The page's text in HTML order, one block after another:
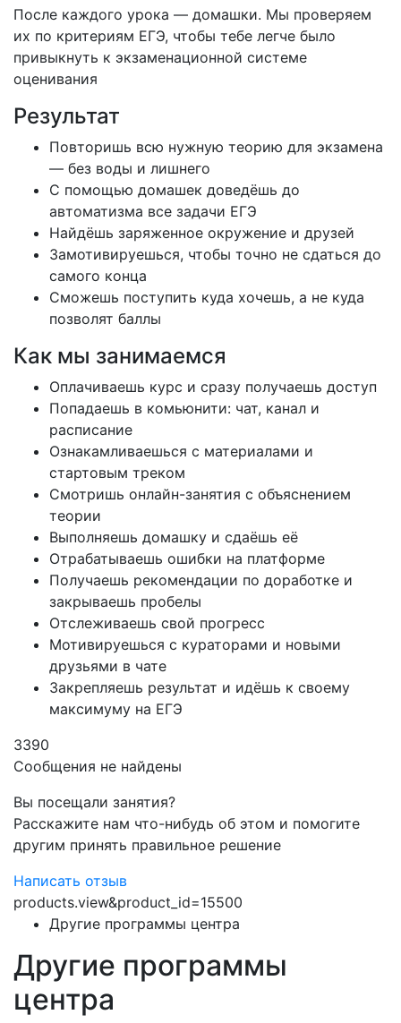
После каждого урока — домашки. Мы проверяем
их по критериям ЕГЭ, чтобы тебе легче было
привыкнуть к экзаменационной системе
оценивания
Результат
Повторишь всю нужную теорию для экзамена
— без воды и лишнего
С помощью домашек доведёшь до
автоматизма все задачи ЕГЭ
Найдёшь заряженное окружение и друзей
Замотивируешься, чтобы точно не сдаться до
самого конца
Сможешь поступить куда хочешь, а не куда
позволят баллы
Как мы занимаемся
Оплачиваешь курс и сразу получаешь доступ
Попадаешь в комьюнити: чат, канал и
расписание
Ознакамливаешься с материалами и
стартовым треком
Смотришь онлайн-занятия с объяснением
теории
Выполняешь домашку и сдаёшь её
Отрабатываешь ошибки на платформе
Получаешь рекомендации по доработке и
закрываешь пробелы
Отслеживаешь свой прогресс
Мотивируешься с кураторами и новыми
друзьями в чате
Закрепляешь результат и идёшь к своему
максимуму на ЕГЭ
3390
Сообщения не найдены
Вы посещали занятия?
Расскажите нам что-нибудь об этом и помогите
другим принять правильное решение
Написать отзыв
products.view&product_id=15500
Другие программы центра
Другие программы
центра